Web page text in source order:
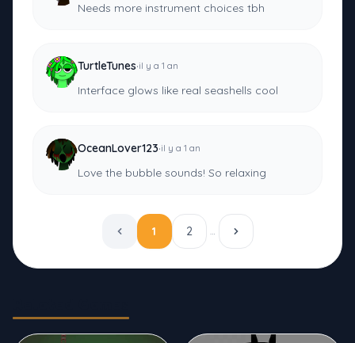
Needs more instrument choices tbh
TurtleTunes·il y a 1 an
Interface glows like real seashells cool
OceanLover123·il y a 1 an
Love the bubble sounds! So relaxing
1 2 …